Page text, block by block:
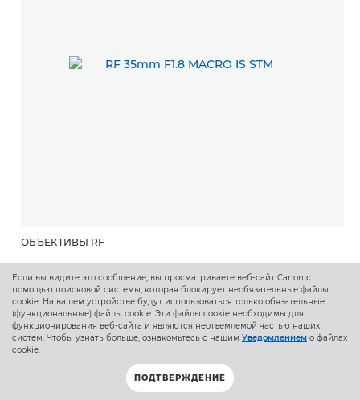
ОБЪЕКТИВЫ RF
RF 35mm F1.8 MACRO IS STM
Светосильный макрообъектив 35 мм с диафрагмой
f/1.8, широкоугольной перспективой, малой
дистанцией фокусировки и гибридным режимом
стабилизации Hybrid IS.
Если вы видите это сообщение, вы просматриваете веб-сайт Canon с
помощью поисковой системы, которая блокирует необязательные файлы
cookie. На вашем устройстве будут использоваться только обязательные
(функциональные) файлы cookie. Эти файлы cookie необходимы для
функционирования веб-сайта и являются неотъемлемой частью наших
систем. Чтобы узнать больше, ознакомьтесь с нашим Уведомлением о файлах
cookie.
ПОДТВЕРЖДЕНИЕ